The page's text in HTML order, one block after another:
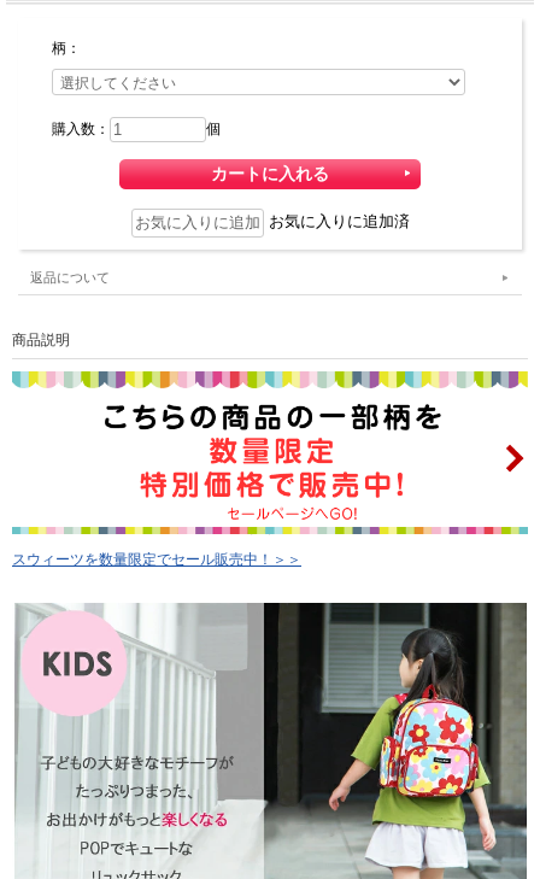
柄：
購入数： 個
お気に入りに追加済
返品について
商品説明
スウィーツを数量限定でセール販売中！＞＞